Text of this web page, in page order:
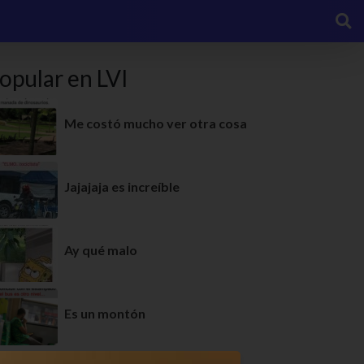
en LVI
Me costó mucho ver otra cosa
Jajajaja es increíble
Ay qué malo
Es un montón